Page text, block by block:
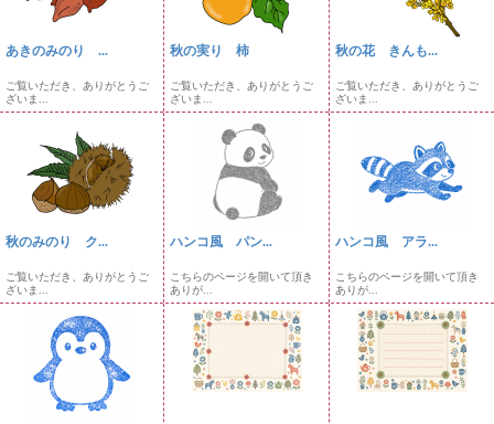
あきのみのり ...
ご覧いただき、ありがとうご
ざいま...
秋の実り 柿
ご覧いただき、ありがとうご
ざいま...
秋の花 きんも...
ご覧いただき、ありがとうご
ざいま...
秋のみのり ク...
ご覧いただき、ありがとうご
ざいま...
ハンコ風 パン...
こちらのページを開いて頂き
ありが...
ハンコ風 アラ...
こちらのページを開いて頂き
ありが...